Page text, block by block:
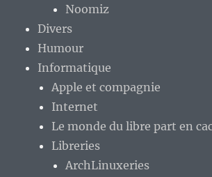
Noomiz
Divers
Humour
Informatique
Apple et compagnie
Internet
Le monde du libre part en
Libreries
ArchLinuxeries